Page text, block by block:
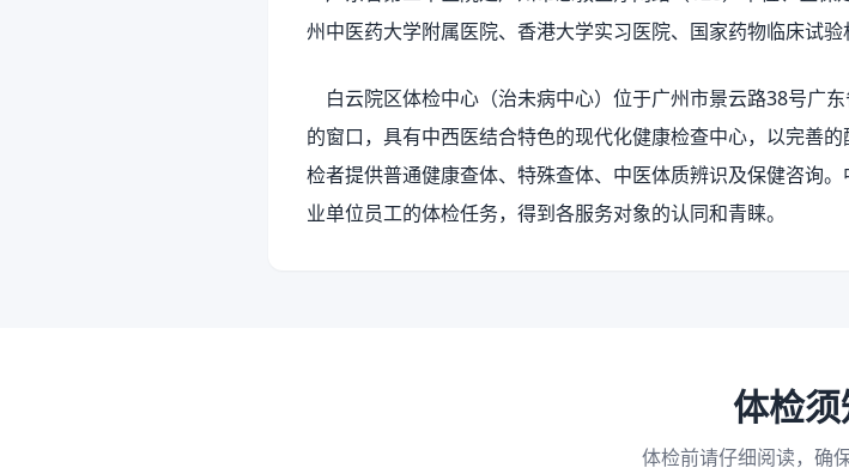
州中医药大学附属医院、香港大学实习医院、国家药物临床试
白云院区体检中心（治未病中心）位于广州市景云路38号广
的窗口，具有中西医结合特色的现代化健康检查中心，以完善
检者提供普通健康查体、特殊查体、中医体质辨识及保健咨询
业单位员工的体检任务，得到各服务对象的认同和青睐。
体检
体检前请仔细阅读，确